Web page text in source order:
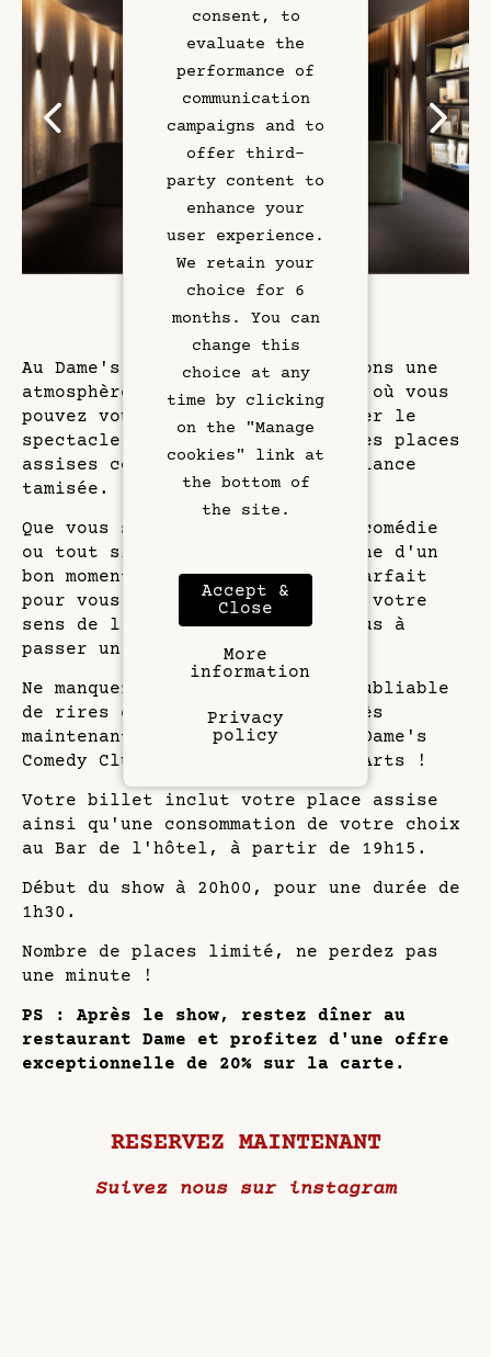
Rooftop Bar
Restaurant
Art & Culture
Meetings
Hotel Services
Exclusive Offers
Left Bank
Gallery
Au Dame's Comedy Club, nous créons une
atmosphère intime et conviviale où vous
pouvez vous détendre et apprécier le
spectacle. Notre lieu propose des places
assises confortables et une ambiance
tamisée.
Que vous soyez un passionné de comédie
ou tout simplement à la recherche d'un
bon moment, cet événement est parfait
pour vous. Venez avec vos amis, votre
sens de l'humour et préparez-vous à
passer un moment fantastique !
Ne manquez pas cette soirée inoubliable
de rires et de joie. Réservez dès
maintenant vos billets pour le Dame's
Comedy Club à l'Hôtel Dame des Arts !
Votre billet inclut votre place assise
ainsi qu'une consommation de votre choix
au Bar de l'hôtel, à partir de 19h15.
Début du show à 20h00, pour une durée de
1h30.
Nombre de places limité, ne perdez pas
une minute !
PS : Après le show, restez dîner au
restaurant Dame et profitez d'une offre
exceptionnelle de 20% sur la carte.
RESERVEZ MAINTENANT
Suivez nous sur instagram
consent, to
evaluate the
performance of
communication
campaigns and to
offer third-
party content to
enhance your
user experience.
We retain your
choice for 6
months. You can
change this
choice at any
time by clicking
on the "Manage
cookies" link at
the bottom of
the site.
Accept &
Close
More
information
Privacy
policy